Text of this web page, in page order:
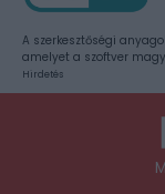
A szerkesztőségi
amelyet a szoftver
Hirdetés